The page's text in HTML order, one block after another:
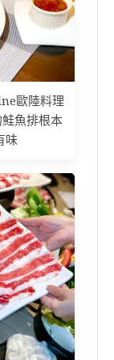
歐陸料理
魚排根本
味